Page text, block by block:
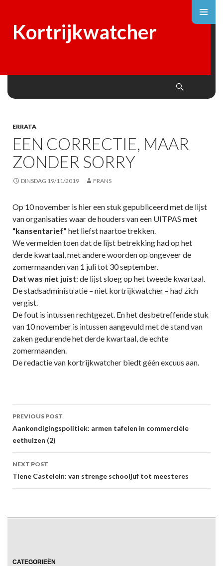
Kortrijkwatcher
ERRATA
EEN CORRECTIE, MAAR
ZONDER SORRY
DINSDAG 19/11/2019 FRANS
Op 10 november is hier een stuk gepubliceerd met de lijst
van organisaties waar de houders van een UITPAS met
“kansentarief” het liefst naartoe trekken.
We vermelden toen dat de lijst betrekking had op het
derde kwartaal, met andere woorden op ongeveer de
zomermaanden van 1 juli tot 30 september.
Dat was niet juist: de lijst sloeg op het tweede kwartaal.
De stadsadministratie – niet kortrijkwatcher – had zich
vergist.
De fout is intussen rechtgezet. En het desbetreffende stuk
van 10 november is intussen aangevuld met de stand van
zaken gedurende het derde kwartaal, de echte
zomermaanden.
De redactie van kortrijkwatcher biedt géén excuus aan.
Post
navigation
PREVIOUS POST
Aankondigingspolitiek: armen tafelen in commerciële
eethuizen (2)
NEXT POST
Tiene Castelein: van strenge schooljuf tot meesteres
CATEGORIEËN